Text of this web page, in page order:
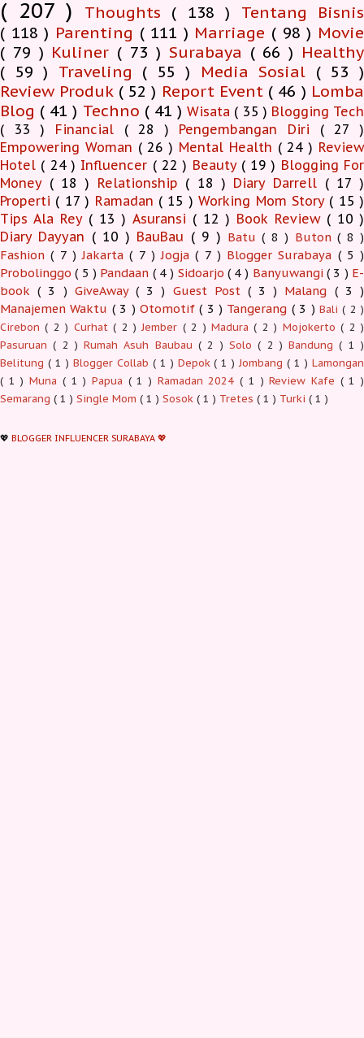
( 207 )
Thoughts ( 138 )
Tentang Bisnis
( 118 ) Parenting ( 111 ) Marriage ( 98 ) Movie
( 79 ) Kuliner ( 73 ) Surabaya ( 66 ) Healthy
( 59 ) Traveling ( 55 ) Media Sosial ( 53 )
Review Produk ( 52 ) Report Event ( 46 ) Lomba
Blog ( 41 ) Techno ( 41 ) Wisata ( 35 ) Blogging Tech
( 33 )
Financial ( 28 ) Pengembangan Diri ( 27 )
Empowering Woman ( 26 ) Mental Health ( 24 ) Review
Hotel ( 24 ) Influencer ( 22 ) Beauty ( 19 ) Blogging For
Money ( 18 ) Relationship ( 18 ) Diary Darrell ( 17 )
Properti ( 17 ) Ramadan ( 15 ) Working Mom Story ( 15 )
Tips Ala Rey ( 13 ) Asuransi ( 12 ) Book Review ( 10 )
Diary Dayyan ( 10 ) BauBau ( 9 ) Batu( 8 ) Buton( 8 )
Fashion( 7 ) Jakarta( 7 ) Jogja( 7 ) Blogger Surabaya ( 5 )
Probolinggo( 5 ) Pandaan ( 4 ) Sidoarjo ( 4 ) Banyuwangi( 3 ) E-
book( 3 ) GiveAway ( 3 ) Guest Post ( 3 ) Malang ( 3 )
Manajemen Waktu ( 3 ) Otomotif( 3 ) Tangerang ( 3 ) Bali( 2 )
Cirebon( 2 ) Curhat( 2 ) Jember ( 2 ) Madura( 2 ) Mojokerto( 2 )
Pasuruan( 2 ) Rumah Asuh Baubau( 2 ) Solo( 2 ) Bandung( 1 )
Belitung ( 1 ) Blogger Collab ( 1 ) Depok( 1 ) Jombang( 1 ) Lamongan
( 1 ) Muna ( 1 ) Papua ( 1 ) Ramadan 2024( 1 ) Review Kafe ( 1 )
Semarang ( 1 ) Single Mom ( 1 ) Sosok ( 1 ) Tretes ( 1 ) Turki ( 1 )
💖 BLOGGER INFLUENCER SURABAYA 💖